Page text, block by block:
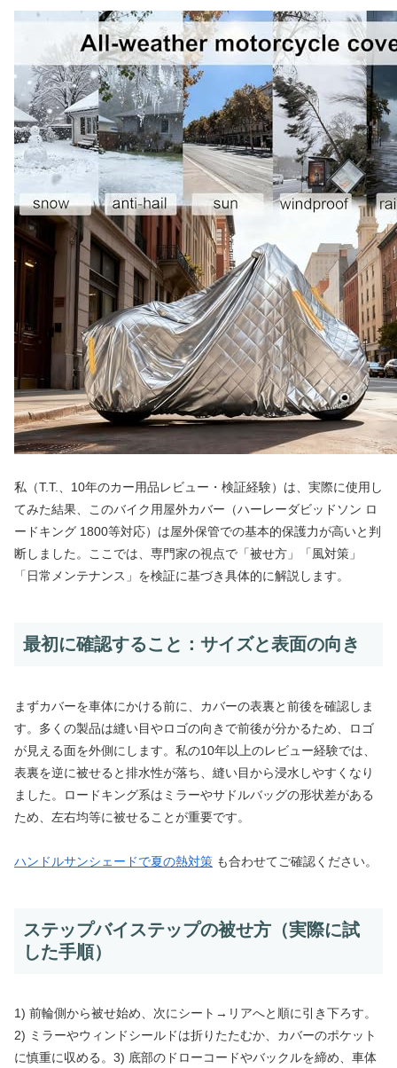
私（T.T.、10年のカー用品レビュー・検証経験）は、実際に使用し
てみた結果、このバイク用屋外カバー（ハーレーダビッドソン ロ
ードキング 1800等対応）は屋外保管での基本的保護力が高いと判
断しました。ここでは、専門家の視点で「被せ方」「風対策」
「日常メンテナンス」を検証に基づき具体的に解説します。
最初に確認すること：サイズと表面の向き
まずカバーを車体にかける前に、カバーの表裏と前後を確認しま
す。多くの製品は縫い目やロゴの向きで前後が分かるため、ロゴ
が見える面を外側にします。私の10年以上のレビュー経験では、
表裏を逆に被せると排水性が落ち、縫い目から浸水しやすくなり
ました。ロードキング系はミラーやサドルバッグの形状差がある
ため、左右均等に被せることが重要です。
ハンドルサンシェードで夏の熱対策 も合わせてご確認ください。
ステップバイステップの被せ方（実際に試
した手順）
1) 前輪側から被せ始め、次にシート→リアへと順に引き下ろす。
2) ミラーやウィンドシールドは折りたたむか、カバーのポケット
に慎重に収める。3) 底部のドローコードやバックルを締め、車体